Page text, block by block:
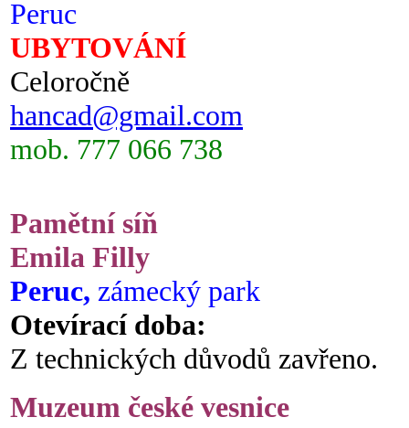
Peruc
UBYTOVÁNÍ
Celoročně
hancad@gmail.com
mob. 777 066 738
Pamětní síň
Emila Filly
Peruc, zámecký park
Otevírací doba:
Z technických důvodů zavřeno.
Muzeum české vesnice